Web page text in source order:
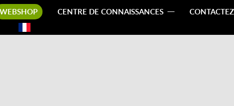
WEBSHOP CENTRE DE CONNAISSANCES CONTACTEZ